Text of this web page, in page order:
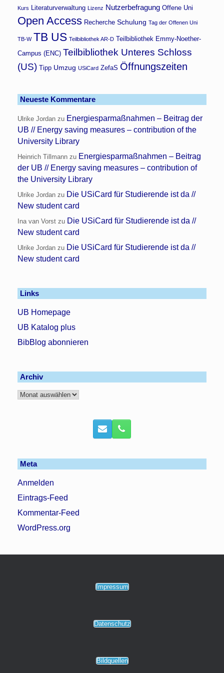
Kurs Literaturverwaltung Lizenz Nutzerbefragung Offene Uni
Open Access Recherche Schulung Tag der Offenen Uni
TB-W TB US Teilbibliothek AR-D Teilbibliothek Emmy-Noether-
Campus (ENC) Teilbibliothek Unteres Schloss
(US)
Tipp Umzug USiCard ZefaS Öffnungszeiten
Neueste Kommentare
Ulrike Jordan zu Energiesparmaßnahmen – Beitrag der
UB // Energy saving measures – contribution of the
University Library
Heinrich Tillmann zu Energiesparmaßnahmen – Beitrag
der UB // Energy saving measures – contribution of
the University Library
Ulrike Jordan zu Die USiCard für Studierende ist da //
New student card
Ina van Vorst zu Die USiCard für Studierende ist da //
New student card
Ulrike Jordan zu Die USiCard für Studierende ist da //
New student card
Links
UB Homepage
UB Katalog plus
BibBlog abonnieren
Archiv
Archiv
Meta
Anmelden
Eintrags-Feed
Kommentar-Feed
WordPress.org
Impressum
Datenschutz
Bildquellen